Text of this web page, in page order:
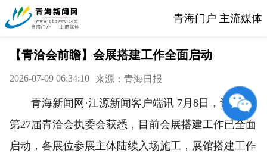
青海门户 主流媒体
【青洽会前瞻】会展搭建工作全面启动
2026-07-09 06:34:10 来源：青海日报
青海新闻网·江源新闻客户端讯 7月8日，记者从
第27届青洽会执委会获悉，目前会展搭建工作已全面
启动，各展位参展主体陆续入场施工，展馆搭建工作